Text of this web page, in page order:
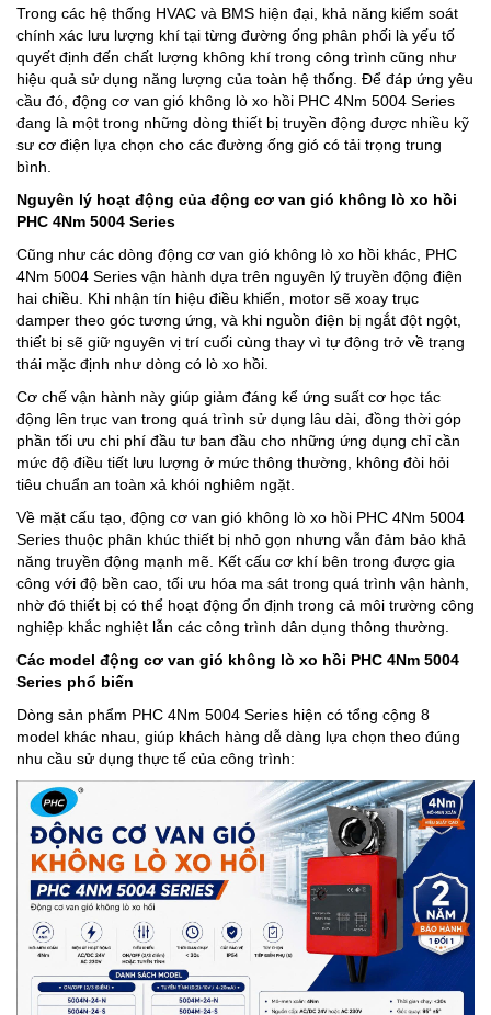
Trong các hệ thống HVAC và BMS hiện đại, khả năng kiểm soát
chính xác lưu lượng khí tại từng đường ống phân phối là yếu tố
quyết định đến chất lượng không khí trong công trình cũng như
hiệu quả sử dụng năng lượng của toàn hệ thống. Để đáp ứng yêu
cầu đó, động cơ van gió không lò xo hồi PHC 4Nm 5004 Series
đang là một trong những dòng thiết bị truyền động được nhiều kỹ
sư cơ điện lựa chọn cho các đường ống gió có tải trọng trung
bình.
Nguyên lý hoạt động của động cơ van gió không lò xo hồi
PHC 4Nm 5004 Series
Cũng như các dòng động cơ van gió không lò xo hồi khác, PHC
4Nm 5004 Series vận hành dựa trên nguyên lý truyền động điện
hai chiều. Khi nhận tín hiệu điều khiển, motor sẽ xoay trục
damper theo góc tương ứng, và khi nguồn điện bị ngắt đột ngột,
thiết bị sẽ giữ nguyên vị trí cuối cùng thay vì tự động trở về trạng
thái mặc định như dòng có lò xo hồi.
Cơ chế vận hành này giúp giảm đáng kể ứng suất cơ học tác
động lên trục van trong quá trình sử dụng lâu dài, đồng thời góp
phần tối ưu chi phí đầu tư ban đầu cho những ứng dụng chỉ cần
mức độ điều tiết lưu lượng ở mức thông thường, không đòi hỏi
tiêu chuẩn an toàn xả khói nghiêm ngặt.
Về mặt cấu tạo, động cơ van gió không lò xo hồi PHC 4Nm 5004
Series thuộc phân khúc thiết bị nhỏ gọn nhưng vẫn đảm bảo khả
năng truyền động mạnh mẽ. Kết cấu cơ khí bên trong được gia
công với độ bền cao, tối ưu hóa ma sát trong quá trình vận hành,
nhờ đó thiết bị có thể hoạt động ổn định trong cả môi trường công
nghiệp khắc nghiệt lẫn các công trình dân dụng thông thường.
Các model động cơ van gió không lò xo hồi PHC 4Nm 5004
Series phổ biến
Dòng sản phẩm PHC 4Nm 5004 Series hiện có tổng cộng 8
model khác nhau, giúp khách hàng dễ dàng lựa chọn theo đúng
nhu cầu sử dụng thực tế của công trình: